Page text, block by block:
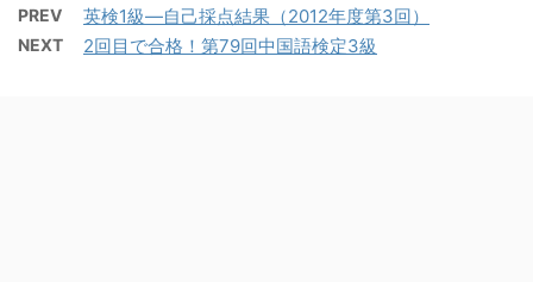
PREV 英検1級―自己採点結果（2012年度第3回）
NEXT 2回目で合格！第79回中国語検定3級